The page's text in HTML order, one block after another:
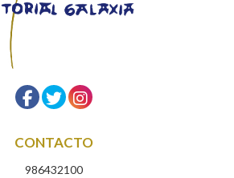
CONTACTO
986432100